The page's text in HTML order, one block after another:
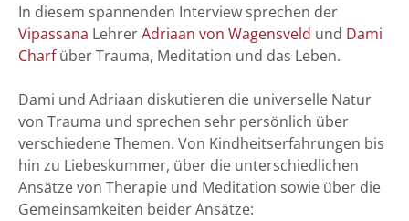
In diesem spannenden Interview sprechen der
Vipassana LehrerAdriaan von Wagensveld und Dami
Charfüber Trauma, Meditation und das Leben.
Dami und Adriaan diskutieren die universelle Natur
von Trauma und sprechen sehr persönlich über
verschiedene Themen. Von Kindheitserfahrungen bis
hin zu Liebeskummer, über die unterschiedlichen
Ansätze von Therapie und Meditation sowie über die
Gemeinsamkeiten beider Ansätze: